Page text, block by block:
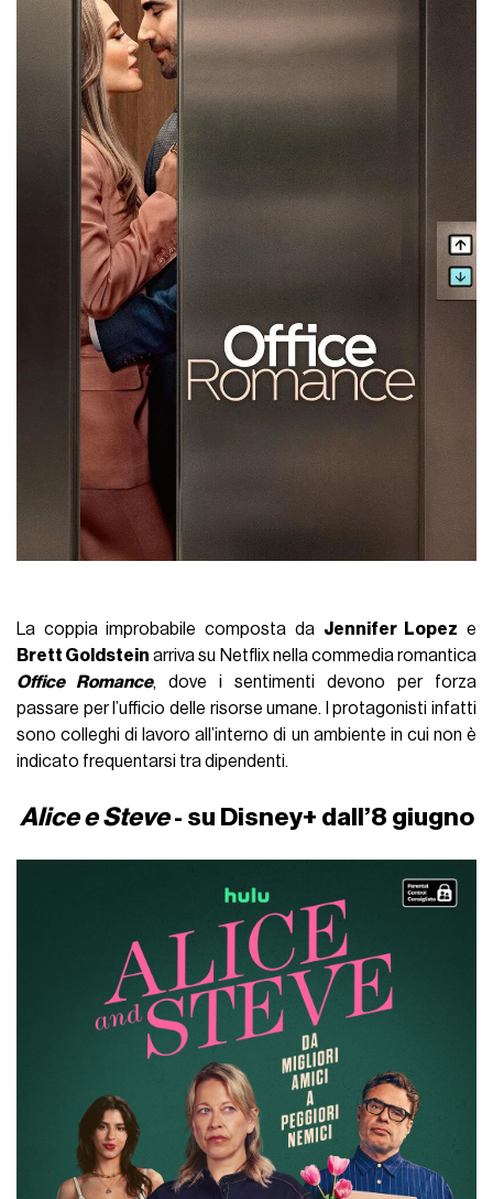
La coppia improbabile composta da Jennifer Lopez e
Brett Goldstein arriva su Netflix nella commedia romantica
Office Romance, dove i sentimenti devono per forza
passare per l’ufficio delle risorse umane. I protagonisti infatti
sono colleghi di lavoro all’interno di un ambiente in cui non è
indicato frequentarsi tra dipendenti.
Alice e Steve- su Disney+ dall’8 giugno